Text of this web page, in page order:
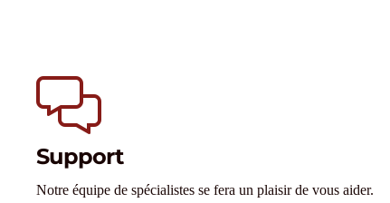
Support
Notre équipe de spécialistes se fera un plaisir de vous aider.